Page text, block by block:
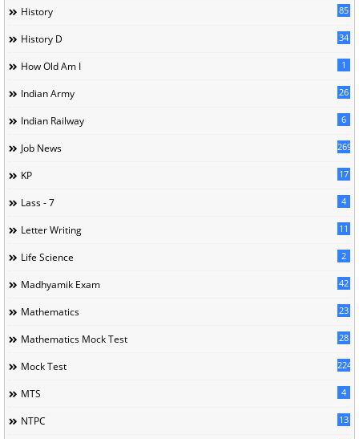
History 85
History D 34
How Old Am I 1
Indian Army 26
Indian Railway 6
Job News 269
KP 17
Lass - 7 4
Letter Writing 11
Life Science 2
Madhyamik Exam 42
Mathematics 23
Mathematics Mock Test 28
Mock Test 224
MTS 4
NTPC 13